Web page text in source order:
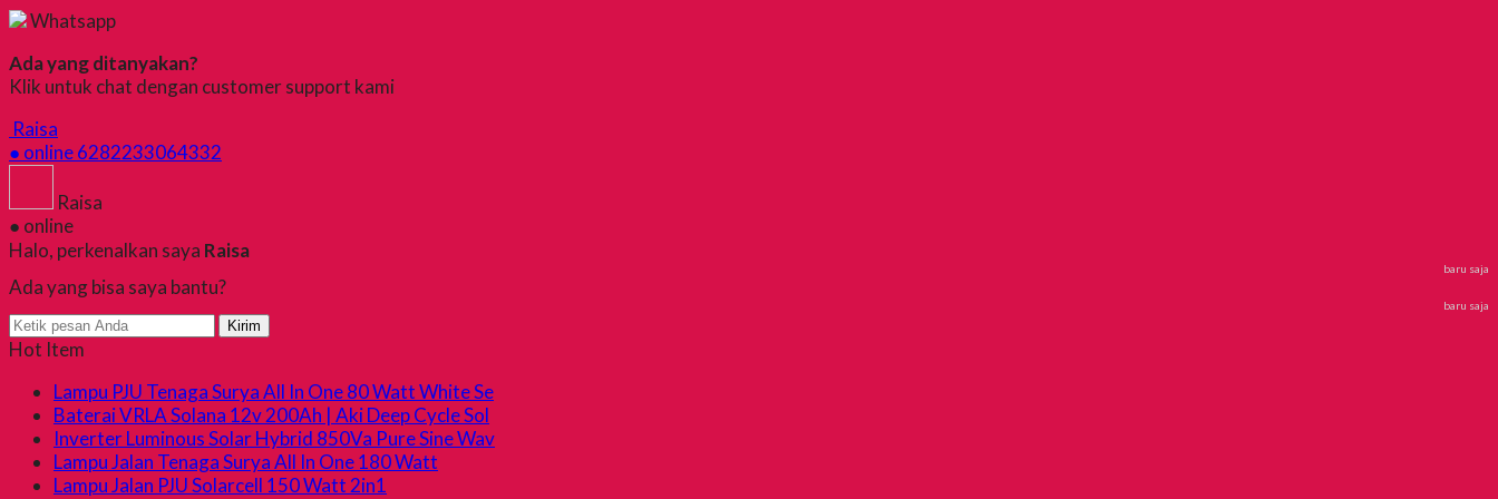
Whatsapp
Ada yang ditanyakan?
Klik untuk chat dengan customer support kami
Raisa
● online6282233064332
Raisa
● online
Halo, perkenalkan saya Raisa
baru saja
Ada yang bisa saya bantu?
baru saja
Kirim
Hot Item
Lampu PJU Tenaga Surya All In One 80 Watt White Se
Baterai VRLA Solana 12v 200Ah | Aki Deep Cycle Sol
Inverter Luminous Solar Hybrid 850Va Pure Sine Wav
Lampu Jalan Tenaga Surya All In One 180 Watt
Lampu Jalan PJU Solarcell 150 Watt 2in1